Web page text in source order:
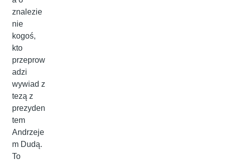
znalezie
nie
kogoś,
kto
przeprow
adzi
wywiad z
tezą z
prezyden
tem
Andrzeje
m Dudą.
To